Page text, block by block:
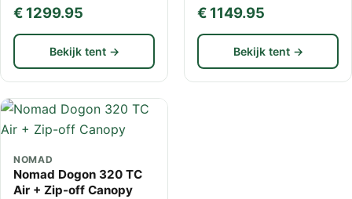
€ 1299.95
Bekijk tent →
€ 1149.95
Bekijk tent →
NOMAD
Nomad Dogon 320 TC
Air + Zip-off Canopy